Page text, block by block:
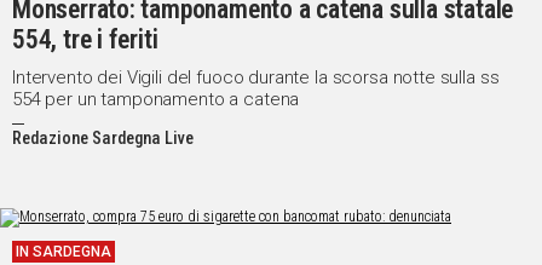
Monserrato: tamponamento a catena sulla statale
554, tre i feriti
Intervento dei Vigili del fuoco durante la scorsa notte sulla ss
554 per un tamponamento a catena
Redazione Sardegna Live
IN SARDEGNA